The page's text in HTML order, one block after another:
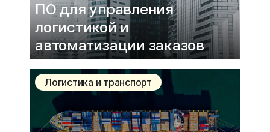
ПО для управления
логистикой и
автоматизации заказов
Логистика и транспорт